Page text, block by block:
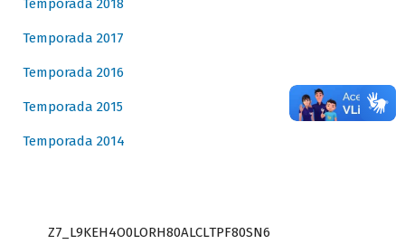
Temporada 2018
Temporada 2017
Temporada 2016
Temporada 2015
Temporada 2014
Z7_L9KEH4O0LORH80ALCLTPF80SN6